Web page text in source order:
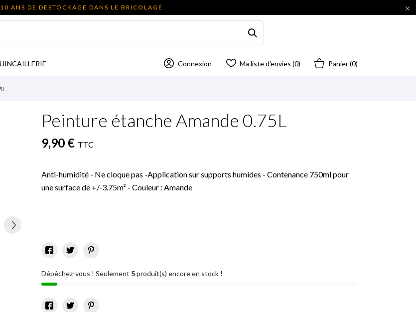
10 ANS DE DESTOCKAGE DANS LE BRICOLAGE 
Connexion Ma liste d'envies (0) Panier(0)
Peinture étanche Amande 0.75L
9,90 € TTC
Anti-humidité - Ne cloque pas -Application sur supports humides - Contenance 750ml pour
une surface de +/-3.75m² - Couleur : Amande
Dépêchez-vous ! Seulement 5produit(s) encore en stock !